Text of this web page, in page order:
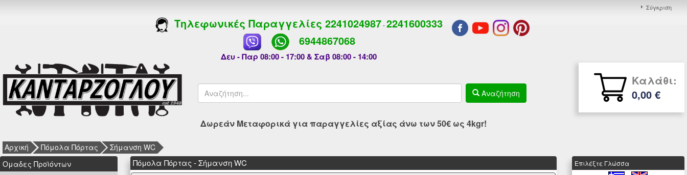
Σύγκριση
Τηλεφωνικές Παραγγελίες 2241024987-2241600333
6944867068
Δευ - Παρ 08:00 - 17:00 & Σαβ 08:00 - 14:00
Αναζήτηση
Καλάθι:
0,00 €
Δωρεάν Μεταφορικά για παραγγελίες αξίας άνω των 50€ ως 4kgr!
Αρχική Πόμολα Πόρτας
Σήμανση WC
Oμαδες Προϊόντων
Πόμολα Πόρτας - Σήμανση WC Eπιλέξτε Γλώσσα